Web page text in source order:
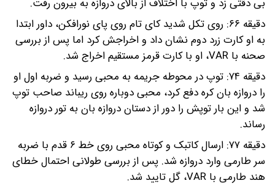
دقیقه ۶۶: روی تکل شدید کای تام روی پای نورافکن، داور ابتدا
به او کارت زرد دوم نشان داد و اخراجش کرد اما پس از بررسی
صحنه با VAR، او با کارت قرمز مستقیم اخراج شد.
دقیقه ۷۴: توپ در محوطه جریمه به محبی رسید و ضربه اول او
را دروازه بان کره دفع کرد، محبی دوباره روی ریباند صاحب توپ
شد و این بار توپش را دور از دستان دروازه بان به تور دروازه
رساند.
دقیقه ۷۷: ارسال کاتبک و کوتاه محبی روی خط ۶ قدم با ضربه
سر طارمی وارد دروازه شد. پس از بررسی طولانی احتمال خطای
هند طارمی با VAR، گل تایید شد.